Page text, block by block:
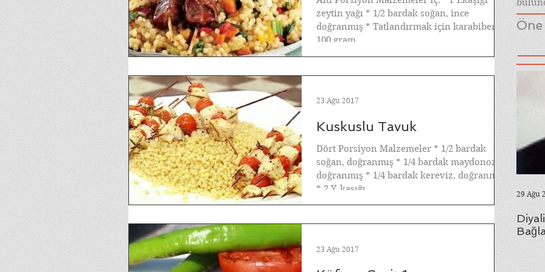
zeytin yağı * 1/2 bardak soğan, ince
doğranmış * Tatlandırmak için karabiber *
100 gram...
Kuskuslu Tavuk
Dört Porsiyon Malzemeler * 1/2 bardak
soğan, doğranmış * 1/4 bardak maydonoz,
doğranmış * 1/4 bardak kereviz, doğranmış
* 2 Y. kaşığı...
23 Ağu 2017
23 Ağu 2017
29 Ağu